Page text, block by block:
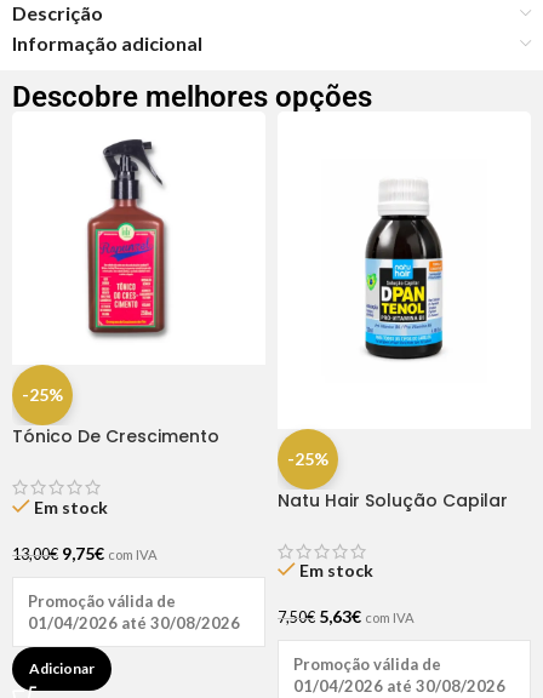
Descrição
Informação adicional
Descobre melhores opções
-25%
Tónico De Crescimento
Em stock
13,00€ 9,75€ com IVA
Promoção válida de
01/04/2026 até 30/08/2026
Adicionar
-25%
Natu Hair Solução Capilar
Em stock
7,50€ 5,63€ com IVA
Promoção válida de
01/04/2026 até 30/08/2026